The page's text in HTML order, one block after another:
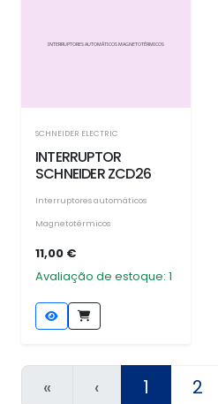
SCHNEIDER ELECTRIC
INTERRUPTOR
SCHNEIDER ZCD26
Interruptores automáticos
Magnetotérmicos
11,00 €
Avaliação de estoque: 1
« ‹ 1 2